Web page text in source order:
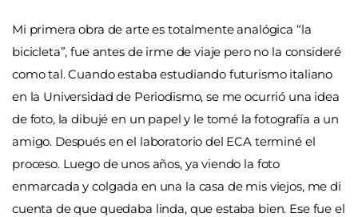
Mi primera obra de arte es totalmente analógica “la
bicicleta”, fue antes de irme de viaje pero no la consideré
como tal. Cuando estaba estudiando futurismo italiano
en la Universidad de Periodismo, se me ocurrió una idea
de foto, la dibujé en un papel y le tomé la fotografía a un
amigo. Después en el laboratorio del ECA terminé el
proceso. Luego de unos años, ya viendo la foto
enmarcada y colgada en una la casa de mis viejos, me di
cuenta de que quedaba linda, que estaba bien. Ese fue el